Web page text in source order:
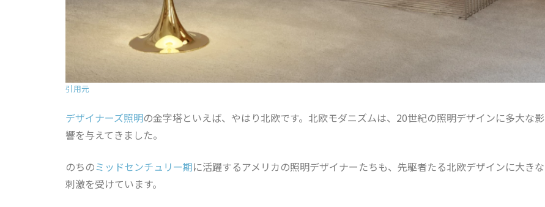
引用元
デザイナーズ照明の金字塔といえば、やはり北欧です。北欧モダニズムは、20世紀の照明デザインに多大な影
響を与えてきました。
のちのミッドセンチュリー期に活躍するアメリカの照明デザイナーたちも、先駆者たる北欧デザインに大きな
刺激を受けています。